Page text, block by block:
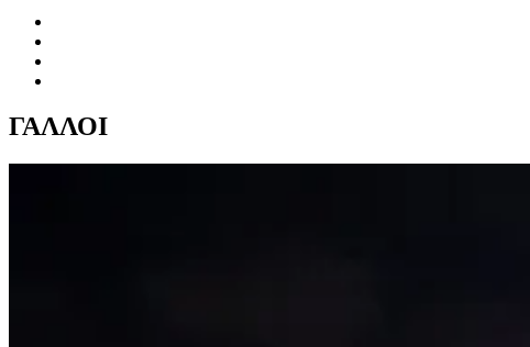
ΓΑΛΛΟΙ